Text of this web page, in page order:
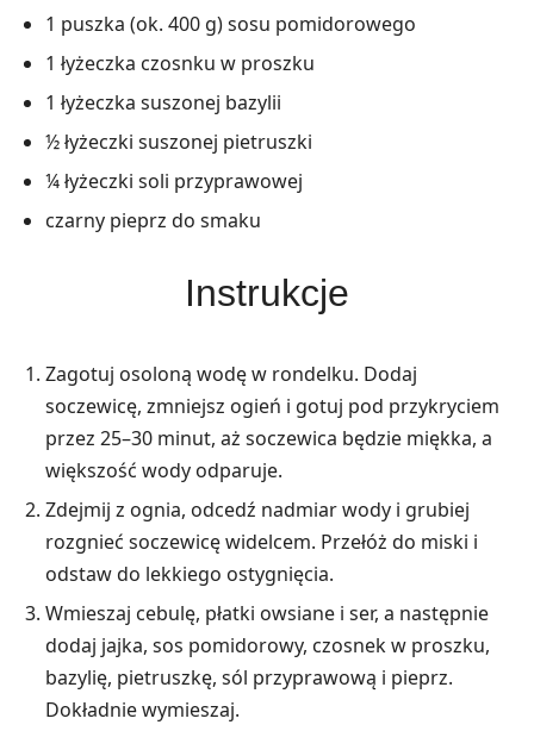
1 puszka (ok. 400 g) sosu pomidorowego
1 łyżeczka czosnku w proszku
1 łyżeczka suszonej bazylii
½ łyżeczki suszonej pietruszki
¼ łyżeczki soli przyprawowej
czarny pieprz do smaku
Instrukcje
Zagotuj osoloną wodę w rondelku. Dodaj
soczewicę, zmniejsz ogień i gotuj pod przykryciem
przez 25–30 minut, aż soczewica będzie miękka, a
większość wody odparuje.
Zdejmij z ognia, odcedź nadmiar wody i grubiej
rozgnieć soczewicę widelcem. Przełóż do miski i
odstaw do lekkiego ostygnięcia.
Wmieszaj cebulę, płatki owsiane i ser, a następnie
dodaj jajka, sos pomidorowy, czosnek w proszku,
bazylię, pietruszkę, sól przyprawową i pieprz.
Dokładnie wymieszaj.